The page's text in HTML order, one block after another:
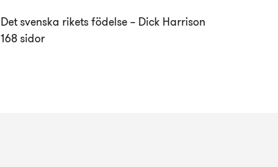
Det svenska rikets födelse – Dick Harrison
168 sidor